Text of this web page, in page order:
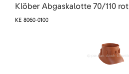
Klöber Abgaskalotte 70/110 rot
KE 8060-0100